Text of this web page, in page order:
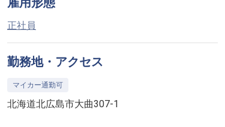
正社員
勤務地・アクセス
マイカー通勤可
北海道北広島市大曲307-1